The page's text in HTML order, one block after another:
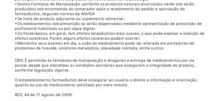
•Somos Farmácia de Manipulação, portanto os produtos naturais anunciados neste site serão
produzidos sob encomenda do comprador após o recebimento do pedido e aprovação do
farmacêutico, segundo normas da ANVISA
•Se trata de produto adjuvante ou suplemento alimentar.
•Os medicamentos sob prescrição só serão dispensados mediante apresentação de prescrição de
profissional habilitado ou por cópia digital.
•Os fitoterápicos, em geral, tem efeitos terapêuticos mais suaves, o que pode explicar a redução de
efeitos colaterais. Porém alguns efeitos colaterais podem ocorrer.
•Mantenha seus exames em dia, a ação do medicamento pode ser alterada em portadores de
problemas de tireoide, síndrome metabólica, obesidade mórbida, entre outros.
OBS: É permitida às farmácias de manipulação e drogarias a entrega de medicamentos por via
postal, desde que atendidas as condições sanitárias que assegurem a integridade do produto,
conforme legislação vigente.
O estabelecimento farmacêutico deve assegurar ao usuário o direito a informação e orientação
quanto ao uso do medicamento solicitado por meio remoto.
RDC 44 de 17 agosto de 2009: